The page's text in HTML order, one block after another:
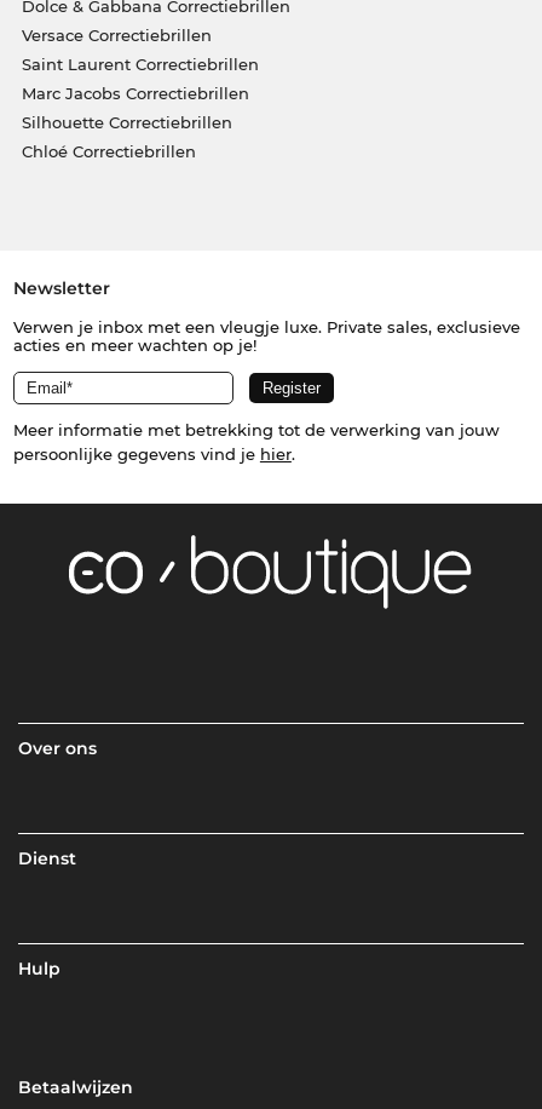
Dolce & Gabbana Correctiebrillen
Versace Correctiebrillen
Saint Laurent Correctiebrillen
Marc Jacobs Correctiebrillen
Silhouette Correctiebrillen
Chloé Correctiebrillen
Newsletter
Verwen je inbox met een vleugje luxe. Private sales, exclusieve
acties en meer wachten op je!
Meer informatie met betrekking tot de verwerking van jouw
persoonlijke gegevens vind je hier.
Over ons
Dienst
Hulp
Betaalwijzen